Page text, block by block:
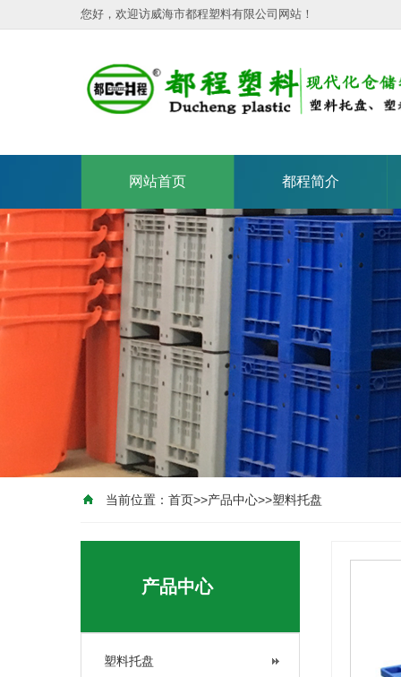
您好，欢迎访威海市都程塑料有限公司网站！
网站首页 都程简介
当前位置： 首页>>产品中心>>塑料托盘
产品中心
塑料托盘